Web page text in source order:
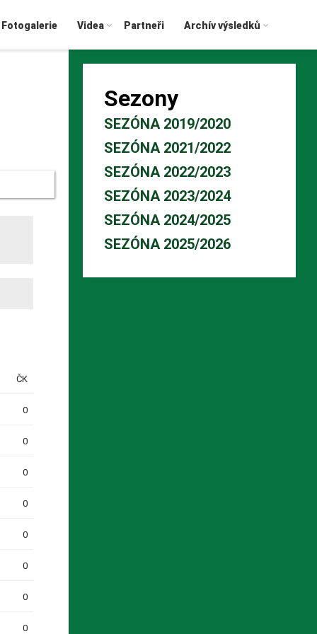
Fotogalerie Videa Partneři Archív výsledků
ČK
0
0
0
0
0
0
0
0
Sezony
SEZÓNA 2019/2020
SEZÓNA 2021/2022
SEZÓNA 2022/2023
SEZÓNA 2023/2024
SEZÓNA 2024/2025
SEZÓNA 2025/2026